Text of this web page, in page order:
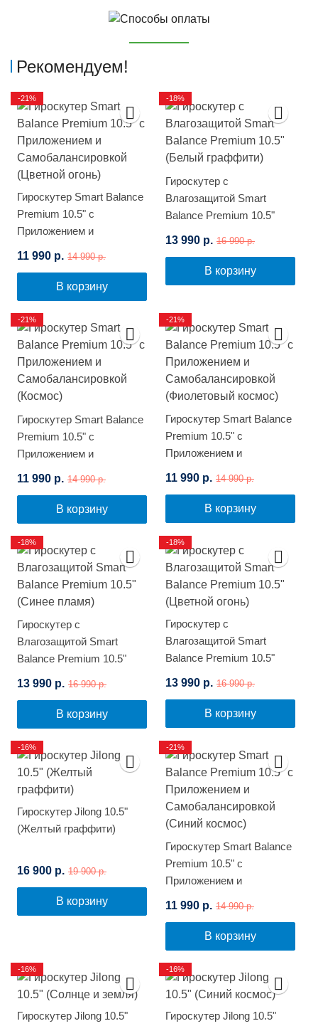
Рекомендуем!
Гироскутер Smart Balance
Premium 10.5" с
Приложением и
(Цветной огонь)
11 990 р. 14 990 р.
В корзину
-21%
Гироскутер с
Влагозащитой Smart
Balance Premium 10.5"
13 990 р. 16 990 р.
В корзину
-18%
Гироскутер Smart Balance
Premium 10.5" с
Приложением и
(Космос)
11 990 р. 14 990 р.
В корзину
-21%
Гироскутер Smart Balance
Premium 10.5" с
Приложением и
(Фиолетовый космос)
11 990 р. 14 990 р.
В корзину
-21%
Гироскутер с
Влагозащитой Smart
Balance Premium 10.5"
13 990 р. 16 990 р.
В корзину
-18%
Гироскутер с
Влагозащитой Smart
Balance Premium 10.5"
13 990 р. 16 990 р.
В корзину
-18%
Гироскутер Jilong 10.5"
(Желтый граффити)
16 900 р. 19 900 р.
В корзину
-16%
Гироскутер Smart Balance
Premium 10.5" с
Приложением и
(Синий космос)
11 990 р. 14 990 р.
В корзину
-21%
Гироскутер Jilong 10.5"
-16%
Гироскутер Jilong 10.5"
-16%